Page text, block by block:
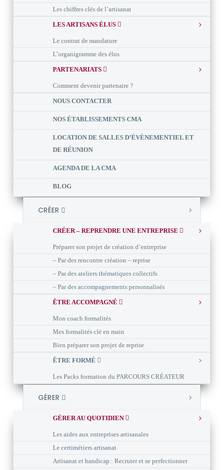
Les chiffres clés de l’artisanat
LES ARTISANS ÉLUS
Le contrat de mandature
L’organigramme des élus
PARTENARIATS
Comment devenir partenaire ?
NOUS CONTACTER
NOS ÉTABLISSEMENTS CMA
LOCATION DE SALLES D’ÉVÈNEMENTIEL ET
DE RÉUNION
AGENDA DE LA CMA
BLOG
CRÉER
CRÉER – REPRENDRE UNE ENTREPRISE
Préparer son projet de création d’entreprise
– Par des rencontre création – reprise
– Par des ateliers thématiques collectifs
– Par des accompagnements personnalisés
ÊTRE ACCOMPAGNÉ
Mon coach formalités
Mes formalités clé en main
Bien préparer son projet de reprise
ÊTRE FORMÉ
Les Packs formation du PARCOURS CRÉATEUR
GÉRER
GÉRER AU QUOTIDIEN
Les aides aux entreprises artisanales
Le certimétiers artisanat
Artisanat et handicap : Recruter et se perfectionner